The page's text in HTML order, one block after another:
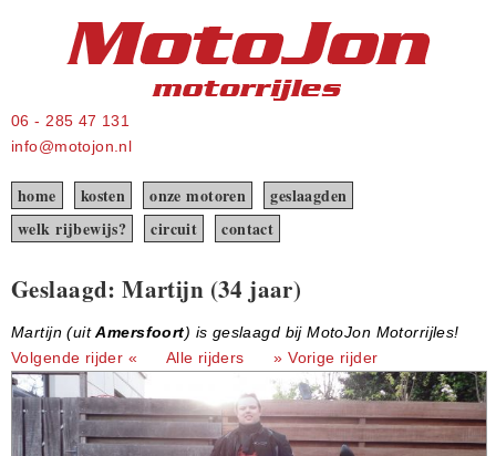
06 - 285 47 131
info@motojon.nl
home kosten onze motoren
geslaagden
welk rijbewijs?
circuit contact
Geslaagd: Martijn (34 jaar)
Martijn (uitAmersfoort) is geslaagd bij MotoJon Motorrijles!
Volgende rijder «
Alle rijders » Vorige rijder